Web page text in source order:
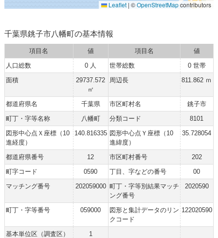
Leaflet | ©OpenStreetMapcontributors
千葉県銚子市八幡町の基本情報
項目名 値 項目名
値
人口総数
0 人 世帯総数
0 世帯
面積
29737.572
㎡
周辺長 811.862 ｍ
都道府県名 千葉県 市区町村名
銚子市
町丁・字等名称
八幡町 分類コード
8101
図形中心点Ｘ座標（10
進経度）
140.816335 図形中心点Ｙ座標（10
進緯度）
35.728054
都道府県番号 12 市区町村番号
202
町字コード
0590 丁目、字などの番号
00
マッチング番号
202059000 町丁・字等別結果マッチ
ング番号
2020590
町丁・字等番号 059000
図形と集計データのリン
クコード
122020590
基本単位区（調査区）
1